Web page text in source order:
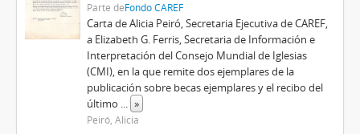
Parte deFondo CAREF
Carta de Alicia Peiró, Secretaria Ejecutiva de CAREF,
a Elizabeth G. Ferris, Secretaria de Información e
Interpretación del Consejo Mundial de Iglesias
(CMI), en la que remite dos ejemplares de la
publicación sobre becas ejemplares y el recibo del
último ... »
Peiró, Alicia